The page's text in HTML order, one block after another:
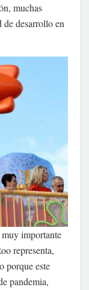
muchas
desarrollo en
importante
representa,
porque este
pandemia,